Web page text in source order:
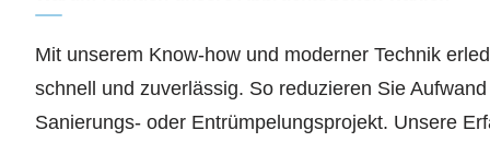
Mit unserem Know-how und moderner Technik
schnell und zuverlässig. So reduzieren Sie
Sanierungs- oder Entrümpelungsprojekt. Unsere